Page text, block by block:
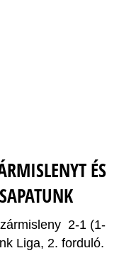
ÉS
2-1 (1-
Liga, 2. forduló.